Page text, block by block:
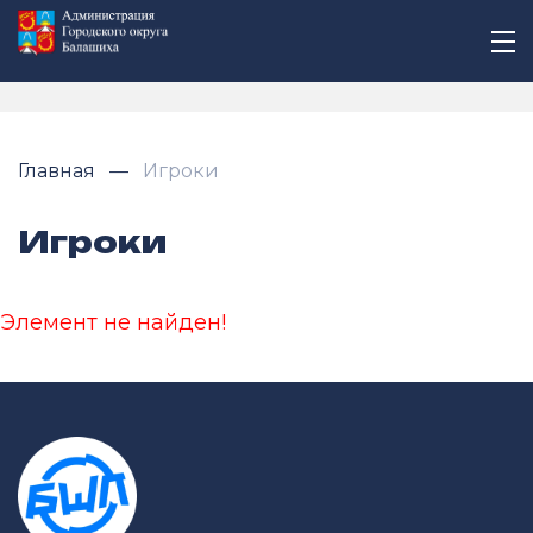
Главная Игроки
Игроки
Элемент не найден!